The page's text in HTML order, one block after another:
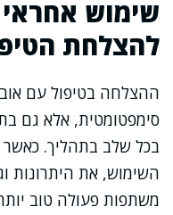
שימוש
להצלחת
ההצלחה בטיפול עם
סימפטומטית, אלא גם
בכל שלב בתהליך. כאשר
השימוש, את היתרונות
משתפות פעולה טוב